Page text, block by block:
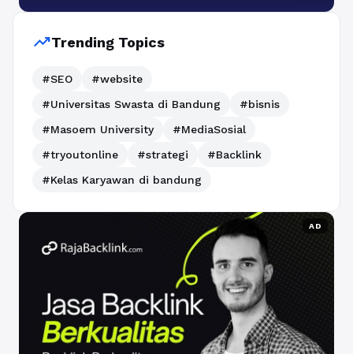
trending_upTrending Topics
#SEO
#website
#Universitas Swasta di Bandung
#bisnis
#Masoem University
#MediaSosial
#tryoutonline
#strategi
#Backlink
#Kelas Karyawan di bandung
AD